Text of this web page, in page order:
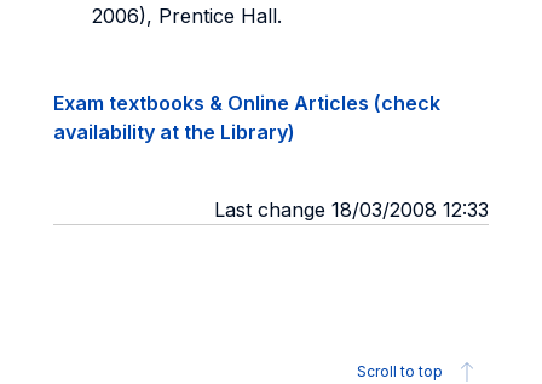
2006), Prentice Hall.
Exam textbooks & Online Articles (check
availability at the Library)
Last change 18/03/2008 12:33
Scroll to top